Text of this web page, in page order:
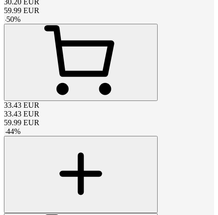
59.99 EUR
-50%
33.43 EUR
33.43 EUR
59.99 EUR
-44%